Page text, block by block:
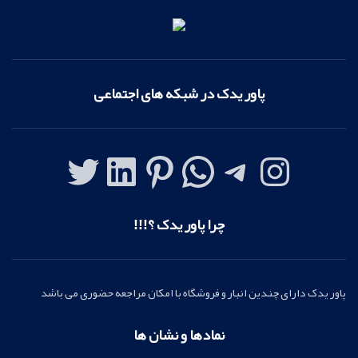
پاور یدک در شبکه های اجتماعی
چرا پاور یدک ؟!!!
پاور یدک دارای چندین انبار و فروشگاه با امکان مراجعه حضوری می باشد
نمادها و نشان ها